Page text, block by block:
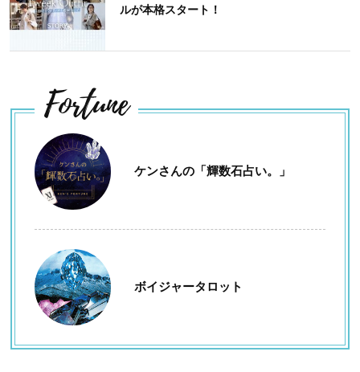
ルが本格スタート！
Fortune
ケンさんの「輝数石占い。」
ボイジャータロット